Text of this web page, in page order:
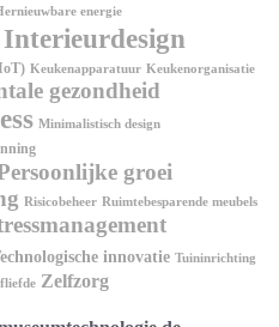
energie
Interieurdesign
Keukenapparatuur Keukenorganisatie
gezondheid
Minimalistisch design
groei
Risicobeheer Ruimtebesparende meubels
innovatie Tuininrichting
Zelfzorg